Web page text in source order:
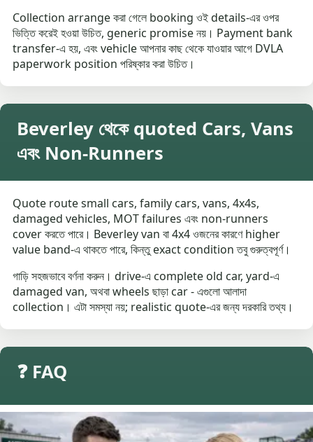
Collection arrange করা গেলে booking ওই details-এর ওপর
ভিত্তি করেই হওয়া উচিত, generic promise নয়। Payment bank
transfer-এ হয়, এবং vehicle আপনার কাছ থেকে যাওয়ার আগে DVLA
paperwork position পরিষ্কার করা উচিত।
Beverley থেকে quoted Cars, Vans
এবং Non-Runners
Quote route small cars, family cars, vans, 4x4s,
damaged vehicles, MOT failures এবং non-runners
cover করতে পারে। Beverley van বা 4x4 ওজনের কারণে higher
value band-এ থাকতে পারে, কিন্তু exact condition তবু গুরুত্বপূর্ণ।
গাড়ি সহজভাবে বর্ণনা করুন। drive-এ complete old car, yard-এ
damaged van, অথবা wheels ছাড়া car - এগুলো আলাদা
collection। এটা সমস্যা নয়; realistic quote-এর জন্য দরকারি তথ্য।
❓ FAQ